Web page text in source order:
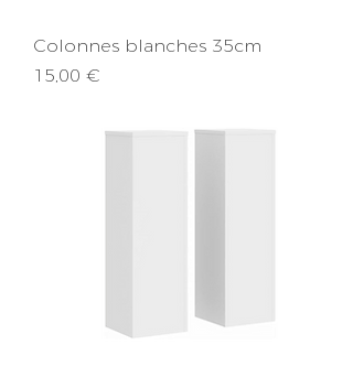
Colonnes blanches 35cm
Prix
15,00 €